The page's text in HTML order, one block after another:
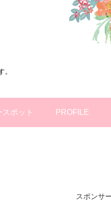
スポット PROFILE
スポンサ